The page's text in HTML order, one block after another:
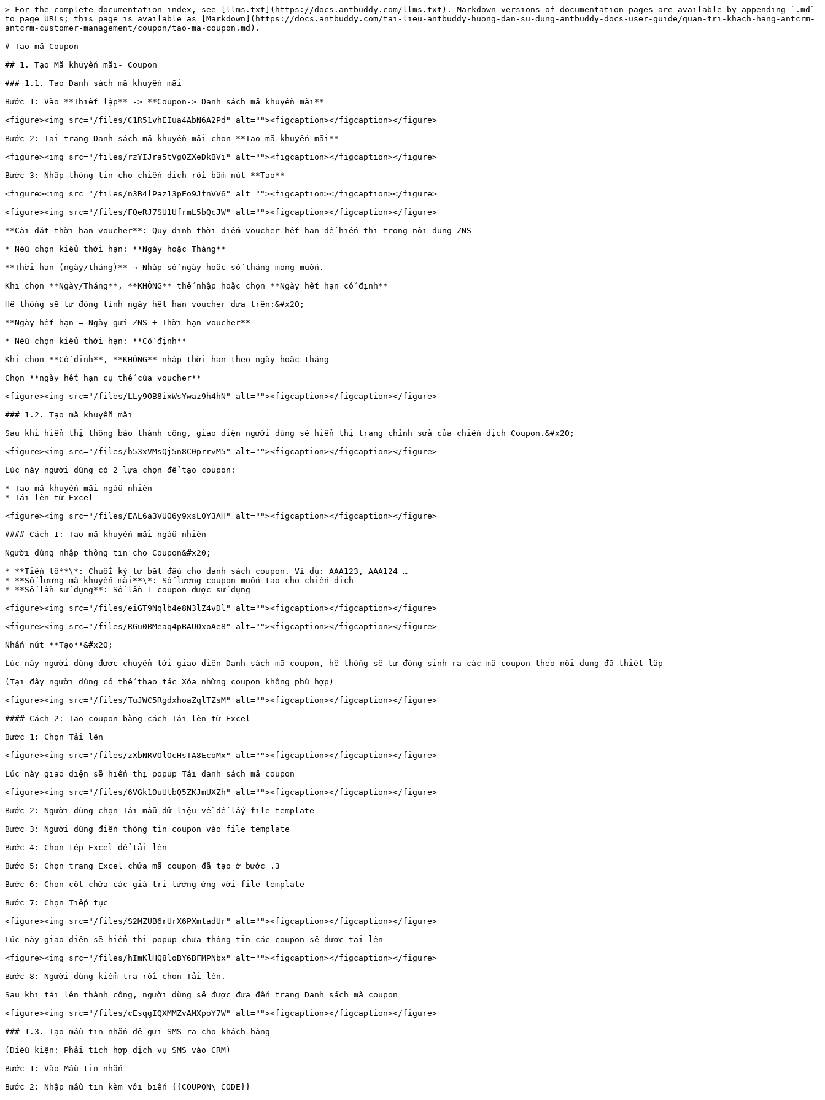
> For the complete documentation index, see [llms.txt](https://docs.antbuddy.com/llms.txt). Markdown versions of documentation pages are available by appending `.md`
to page URLs; this page is available as [Markdown](https://docs.antbuddy.com/tai-lieu-antbuddy-huong-dan-su-dung-antbuddy-docs-user-guide/quan-tri-khach-hang-antcrm-
antcrm-customer-management/coupon/tao-ma-coupon.md).
# Tạo mã Coupon
## 1. Tạo Mã khuyến mãi- Coupon
### 1.1. Tạo Danh sách mã khuyến mãi
Bước 1: Vào **Thiết lập** -> **Coupon-> Danh sách mã khuyễn mãi**
<figure><img src="/files/C1R51vhEIua4AbN6A2Pd" alt=""><figcaption></figcaption></figure>
Bước 2: Tại trang Danh sách mã khuyễn mãi chọn **Tạo mã khuyến mãi**
<figure><img src="/files/rzYIJra5tVg0ZXeDkBVi" alt=""><figcaption></figcaption></figure>
Bước 3: Nhập thông tin cho chiến dịch rồi bấm nút **Tạo**
<figure><img src="/files/n3B4lPaz13pEo9JfnVV6" alt=""><figcaption></figcaption></figure>
<figure><img src="/files/FQeRJ7SU1UfrmL5bQcJW" alt=""><figcaption></figcaption></figure>
**Cài đặt thời hạn voucher**: Quy định thời điểm voucher hết hạn để hiển thị trong nội dung ZNS
* Nếu chọn kiểu thời hạn: **Ngày hoặc Tháng**
**Thời hạn (ngày/tháng)** → Nhập số ngày hoặc số tháng mong muốn.
Khi chọn **Ngày/Tháng**, **KHÔNG** thể nhập hoặc chọn **Ngày hết hạn cố định**
Hệ thống sẽ tự động tính ngày hết hạn voucher dựa trên:&#x20;
**Ngày hết hạn = Ngày gửi ZNS + Thời hạn voucher**
* Nếu chọn kiểu thời hạn: **Cố định**
Khi chọn **Cố định**, **KHÔNG** nhập thời hạn theo ngày hoặc tháng
Chọn **ngày hết hạn cụ thể của voucher**
<figure><img src="/files/LLy9OB8ixWsYwaz9h4hN" alt=""><figcaption></figcaption></figure>
### 1.2. Tạo mã khuyễn mãi
Sau khi hiển thị thông báo thành công, giao diện người dùng sẽ hiển thị trang chỉnh sửa của chiến dịch Coupon.&#x20;
<figure><img src="/files/h53xVMsQj5n8C0prrvM5" alt=""><figcaption></figcaption></figure>
Lúc này người dùng có 2 lựa chọn để tạo coupon:
* Tạo mã khuyến mãi ngẫu nhiên
* Tải lên từ Excel
<figure><img src="/files/EAL6a3VUO6y9xsL0Y3AH" alt=""><figcaption></figcaption></figure>
#### Cách 1: Tạo mã khuyến mãi ngẫu nhiên
Người dùng nhập thông tin cho Coupon&#x20;
* **Tiền tố**\*: Chuỗi ký tự bắt đầu cho danh sách coupon. Ví dụ: AAA123, AAA124 …
* **Số lượng mã khuyến mãi**\*: Số lượng coupon muốn tạo cho chiến dịch
* **Số lần sử dụng**: Số lần 1 coupon được sử dụng
<figure><img src="/files/eiGT9Nqlb4e8N3lZ4vDl" alt=""><figcaption></figcaption></figure>
<figure><img src="/files/RGu0BMeaq4pBAUOxoAe8" alt=""><figcaption></figcaption></figure>
Nhấn nút **Tạo**&#x20;
Lúc này người dùng được chuyển tới giao diện Danh sách mã coupon, hệ thống sẽ tự động sinh ra các mã coupon theo nội dung đã thiết lập
(Tại đây người dùng có thể thao tác Xóa những coupon không phù hợp)
<figure><img src="/files/TuJWC5RgdxhoaZqlTZsM" alt=""><figcaption></figcaption></figure>
#### Cách 2: Tạo coupon bằng cách Tải lên từ Excel
Bước 1: Chọn Tải lên
<figure><img src="/files/zXbNRVOlOcHsTA8EcoMx" alt=""><figcaption></figcaption></figure>
Lúc này giao diện sẽ hiển thị popup Tải danh sách mã coupon
<figure><img src="/files/6VGk10uUtbQ5ZKJmUXZh" alt=""><figcaption></figcaption></figure>
Bước 2: Người dùng chọn Tải mẫu dữ liệu về để lấy file template
Bước 3: Người dùng điền thông tin coupon vào file template
Bước 4: Chọn tệp Excel để tải lên
Bước 5: Chọn trang Excel chứa mã coupon đã tạo ở bước .3
Bước 6: Chọn cột chứa các giá trị tương ứng với file template
Bước 7: Chọn Tiếp tục
<figure><img src="/files/S2MZUB6rUrX6PXmtadUr" alt=""><figcaption></figcaption></figure>
Lúc này giao diện sẽ hiển thị popup chưa thông tin các coupon sẽ được tại lên
<figure><img src="/files/hImKlHQ8loBY6BFMPNbx" alt=""><figcaption></figcaption></figure>
Bước 8: Người dùng kiểm tra rồi chọn Tải lên.
Sau khi tải lên thành công, người dùng sẽ được đưa đến trang Danh sách mã coupon
<figure><img src="/files/cEsqgIQXMMZvAMXpoY7W" alt=""><figcaption></figcaption></figure>
### 1.3. Tạo mẫu tin nhắn để gửi SMS ra cho khách hàng
(Điều kiện: Phải tích hợp dịch vụ SMS vào CRM)
Bước 1: Vào Mẫu tin nhắn
Bước 2: Nhập mẫu tin kèm với biến {{COUPON\_CODE}}